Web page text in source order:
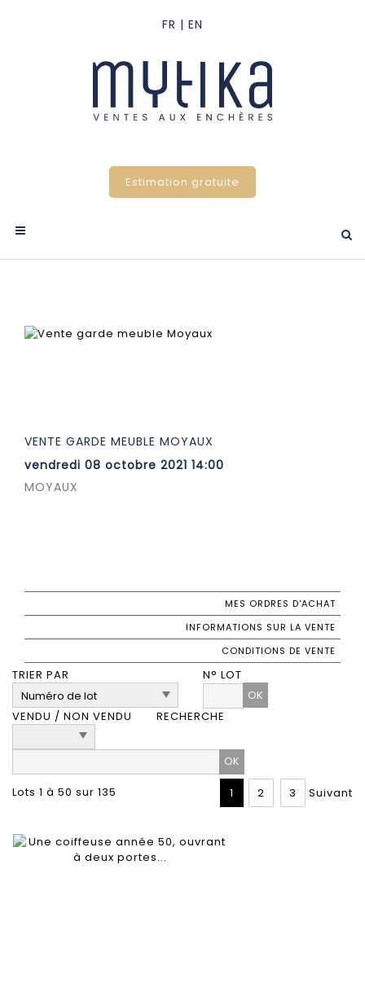
Estimation gratuite
VENTE GARDE MEUBLE MOYAUX
vendredi 08 octobre 2021 14:00
MOYAUX
MES ORDRES D'ACHAT
INFORMATIONS SUR LA VENTE
CONDITIONS DE VENTE
TRIER PAR
N° LOT
OK
VENDU / NON VENDU
RECHERCHE
Lots 1 à 50 sur 135 1 2 3 Suivant